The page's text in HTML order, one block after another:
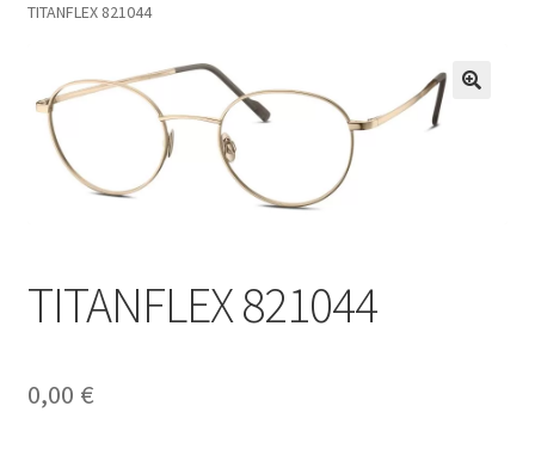
Novice
menu
Zastopstva
O nas
TITANFLEX 821044
TITANFLEX 821044
0,00 €